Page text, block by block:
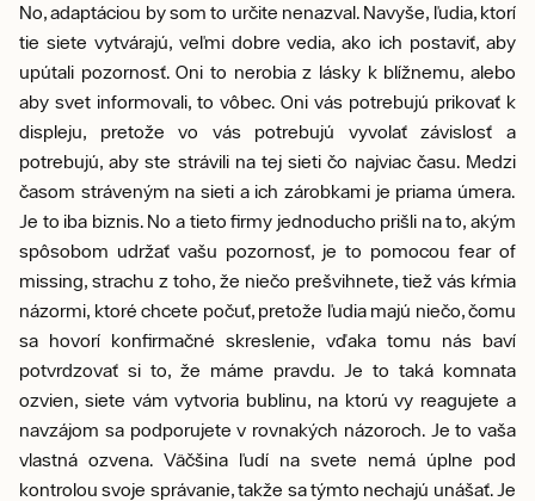
No, adaptáciou by som to určite nenazval. Navyše, ľudia, ktorí
tie siete vytvárajú, veľmi dobre vedia, ako ich postaviť, aby
upútali pozornosť. Oni to nerobia z lásky k blížnemu, alebo
aby svet informovali, to vôbec. Oni vás potrebujú prikovať k
displeju, pretože vo vás potrebujú vyvolať závislosť a
potrebujú, aby ste strávili na tej sieti čo najviac času. Medzi
časom stráveným na sieti a ich zárobkami je priama úmera.
Je to iba biznis. No a tieto firmy jednoducho prišli na to, akým
spôsobom udržať vašu pozornosť, je to pomocou fear of
missing, strachu z toho, že niečo prešvihnete, tiež vás kŕmia
názormi, ktoré chcete počuť, pretože ľudia majú niečo, čomu
sa hovorí konfirmačné skreslenie, vďaka tomu nás baví
potvrdzovať si to, že máme pravdu. Je to taká komnata
ozvien, siete vám vytvoria bublinu, na ktorú vy reagujete a
navzájom sa podporujete v rovnakých názoroch. Je to vaša
vlastná ozvena. Väčšina ľudí na svete nemá úplne pod
kontrolou svoje správanie, takže sa týmto nechajú unášať. Je